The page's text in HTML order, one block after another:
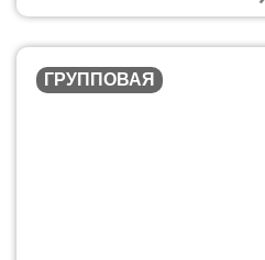
ГРУППОВАЯ